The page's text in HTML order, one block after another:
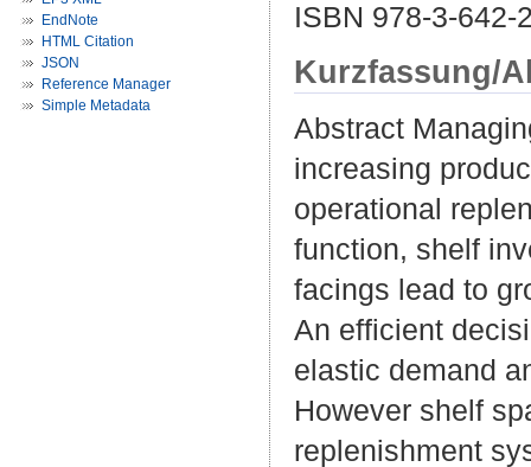
EndNote
HTML Citation
JSON
Reference Manager
Simple Metadata
ISBN 978-3-642-
Kurzfassung/
Abstract
increasing
operational
function, shelf
facings lead to
An efficient
elastic demand
However shelf
replenishment